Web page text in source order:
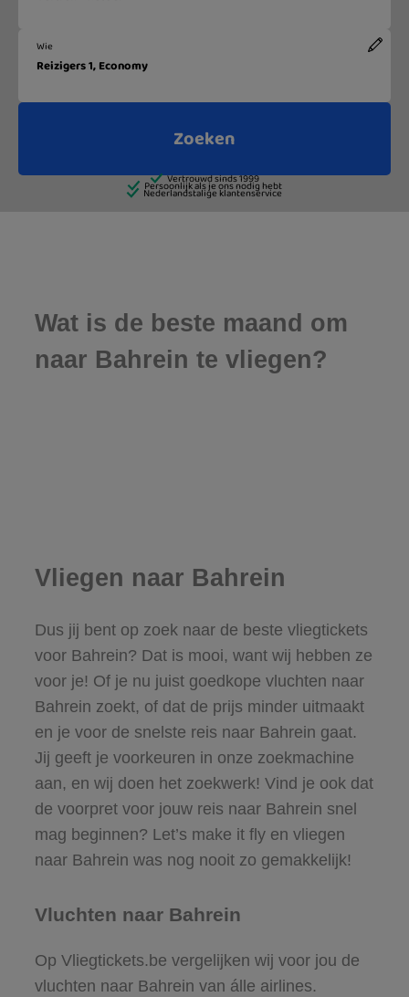
Wat is de beste maand om
naar Bahrein te vliegen?
Vliegen naar Bahrein
Dus jij bent op zoek naar de beste vliegtickets
voor Bahrein? Dat is mooi, want wij hebben ze
voor je! Of je nu juist goedkope vluchten naar
Bahrein zoekt, of dat de prijs minder uitmaakt
en je voor de snelste reis naar Bahrein gaat.
Jij geeft je voorkeuren in onze zoekmachine
aan, en wij doen het zoekwerk! Vind je ook dat
de voorpret voor jouw reis naar Bahrein snel
mag beginnen? Let’s make it fly en vliegen
naar Bahrein was nog nooit zo gemakkelijk!
Vluchten naar Bahrein
Op Vliegtickets.be vergelijken wij voor jou de
vluchten naar Bahrein van álle airlines.